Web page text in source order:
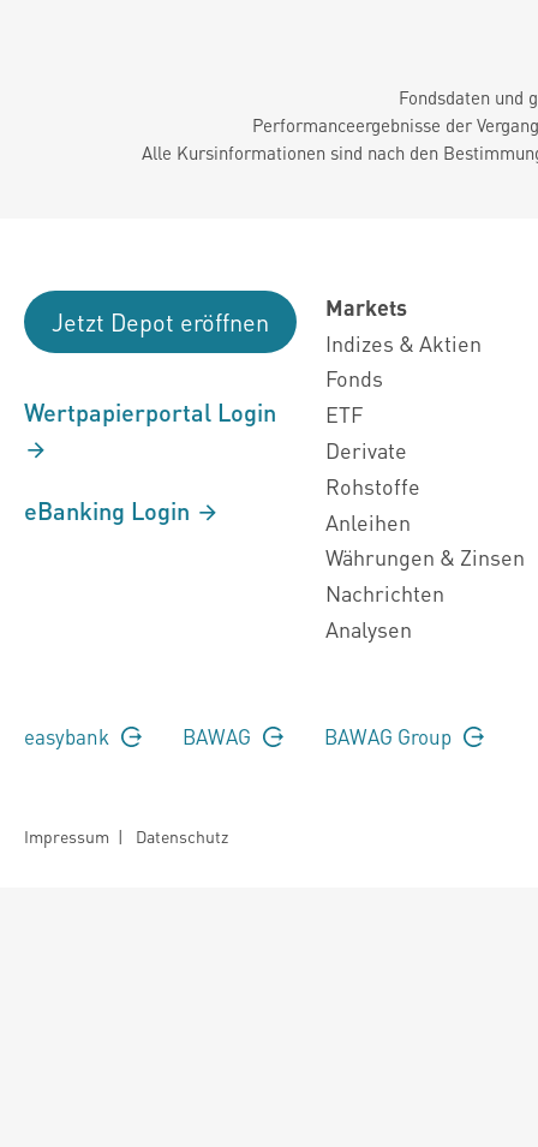
Fondsdaten und
Performanceergebnisse der
Alle Kursinformationen sind nach den
Jetzt Depot eröffnen
Wertpapierportal Login
eBanking Login
Markets
Indizes & Aktien
Fonds
ETF
Derivate
Rohstoffe
Anleihen
Währungen & Zinsen
Nachrichten
Analysen
easybank BAWAG BAWAG Group
Impressum | Datenschutz